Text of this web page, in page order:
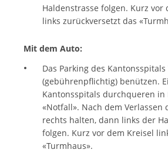
Haldenstrasse folgen. Kurz vor
links zurückversetzt das
Mit dem Auto:
Das Parking des
(gebührenpflichtig) benützen.
Kantonsspitals durchqueren in
«Notfall». Nach dem Verlassen
rechts halten, dann links der
folgen. Kurz vor dem Kreisel
«Turmhaus».